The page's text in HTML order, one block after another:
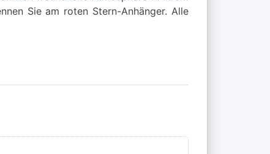
Sie am roten Stern-Anhänger. Alle